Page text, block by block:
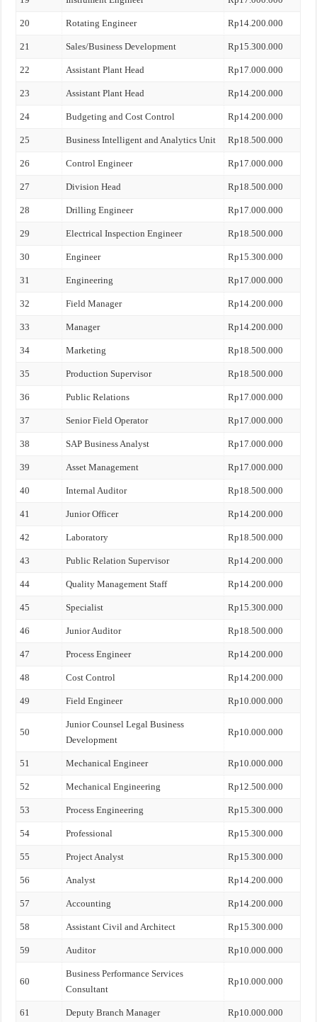
20 Rotating Engineer Rp14.200.000
21 Sales/Business Development Rp15.300.000
22 Assistant Plant Head Rp17.000.000
23 Assistant Plant Head Rp14.200.000
24 Budgeting and Cost Control Rp14.200.000
25 Business Intelligent and Analytics Unit Rp18.500.000
26 Control Engineer Rp17.000.000
27 Division Head Rp18.500.000
28 Drilling Engineer Rp17.000.000
29 Electrical Inspection Engineer Rp18.500.000
30 Engineer Rp15.300.000
31 Engineering Rp17.000.000
32 Field Manager Rp14.200.000
33 Manager Rp14.200.000
34 Marketing Rp18.500.000
35 Production Supervisor Rp18.500.000
36 Public Relations Rp17.000.000
37 Senior Field Operator Rp17.000.000
38 SAP Business Analyst Rp17.000.000
39 Asset Management Rp17.000.000
40 Internal Auditor Rp18.500.000
41 Junior Officer Rp14.200.000
42 Laboratory Rp18.500.000
43 Public Relation Supervisor Rp14.200.000
44 Quality Management Staff Rp14.200.000
45 Specialist Rp15.300.000
46 Junior Auditor Rp18.500.000
47 Process Engineer Rp14.200.000
48 Cost Control Rp14.200.000
49 Field Engineer Rp10.000.000
50
Junior Counsel Legal Business
Development
Rp10.000.000
51 Mechanical Engineer Rp10.000.000
52 Mechanical Engineering Rp12.500.000
53 Process Engineering Rp15.300.000
54 Professional Rp15.300.000
55 Project Analyst Rp15.300.000
56 Analyst Rp14.200.000
57 Accounting Rp14.200.000
58 Assistant Civil and Architect Rp15.300.000
59 Auditor Rp10.000.000
60
Business Performance Services
Consultant
Rp10.000.000
61 Deputy Branch Manager Rp10.000.000